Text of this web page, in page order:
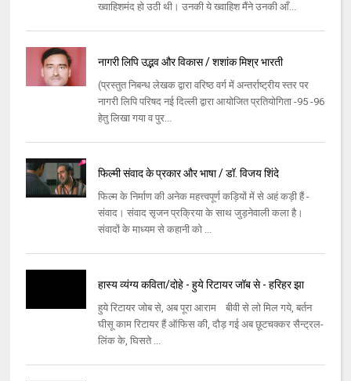
ख्वाहिशमंद हो उठी थी। उनकी ये ख्वाहिश मैंने उनकी आँ...
नागरी लिपि उद्भव और विकास / शशांक मिश्र भारती
(प्रस्तुत निबन्ध लेखक द्वारा वरिष्ठ वर्ग में अन्तर्राष्ट्रीय स्तर पर
नागरी लिपि परिषद नई दिल्ली द्वारा आयोजित प्रतियोगिता -95 -96
हेतु लिखा गया व पुर...
फिल्मी संवाद के प्रकार और भाषा / डॉ. विजय शिंदे
फिल्म के निर्माण की अनेक महत्त्वपूर्ण कड़ियों में से अहं कड़ी हैं -
संवाद। संवाद सृजन प्रक्रिया के साथ जुड़नेवाली कला है।
संवादों के माध्यम से कहानी को ...
हास्य व्यंग्य कविता/दोहे - हुये रिटायर जॉब से - हरिहर झा
हुये रिटायर जोब से, अब पूरा आराम बीवी से लो मिल गये, बर्तन
घीसू काम रिटायर हैं ऑफिस की, दौड़ गई अब छूटचक्कर सैन्ट्रल-
लिंक के, घिसते ...